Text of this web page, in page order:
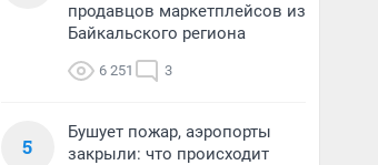
продавцов маркетплейсов из
Байкальского региона
6 251 3
5
Бушует пожар, аэропорты
закрыли: что происходит